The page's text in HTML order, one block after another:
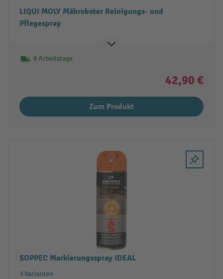
LIQUI MOLY Mähroboter Reinigungs- und
Pflegespray
8 Arbeitstage
42,90 €
Zum Produkt
SOPPEC Markierungsspray IDEAL
3 Varianten